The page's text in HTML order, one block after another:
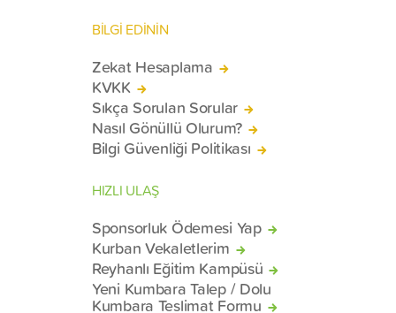
BİLGİ EDİNİN
Zekat Hesaplama
KVKK
Sıkça Sorulan Sorular
Nasıl Gönüllü Olurum?
Bilgi Güvenliği Politikası
HIZLI ULAŞ
Sponsorluk Ödemesi Yap
Kurban Vekaletlerim
Reyhanlı Eğitim Kampüsü
Yeni Kumbara Talep / Dolu
Kumbara Teslimat Formu